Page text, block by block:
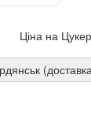
Ціна на